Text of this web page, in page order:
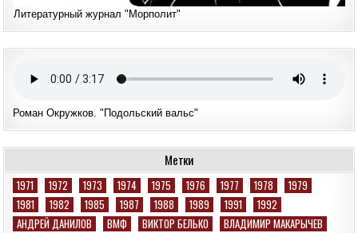
Литературный журнал "Морполит"
Роман Окружков. "Подольский вальс"
Метки
1971 1972 1973 1974 1975 1976 1977 1978
1979
1981
1982 1985 1987 1988 1989 1991
1992
АНДРЕЙ ДАНИЛОВ
ВМФ ВИКТОР БЕЛЬКО
ВЛАДИМИР МАКАРЫЧЕВ